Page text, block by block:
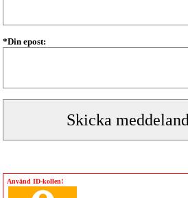
*Din epost:
Använd ID-kollen!